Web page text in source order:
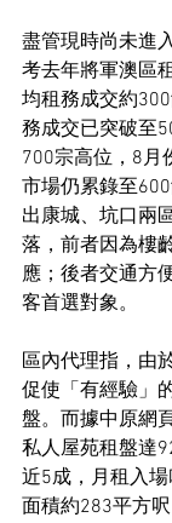
盡管現時尚未進
考去年將軍澳區
均租務成交約
務成交已突破至
700宗高位，8月
市場仍累錄至
出康城、坑口兩
落，前者因為樓
應；後者交通方
客首選對象。
區內代理指，由
促使「有經驗」
盤。而據中原網
私人屋苑租盤達
近5成，月租入
面積約283平方